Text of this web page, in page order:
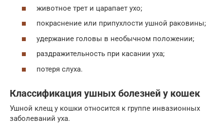
животное трет и царапает ухо;
покраснение или припухлости ушной раковины;
удержание головы в необычном положении;
раздражительность при касании уха;
потеря слуха.
Классификация ушных болезней у кошек
Ушной клещ у кошки относится к группе инвазионных
заболеваний уха.